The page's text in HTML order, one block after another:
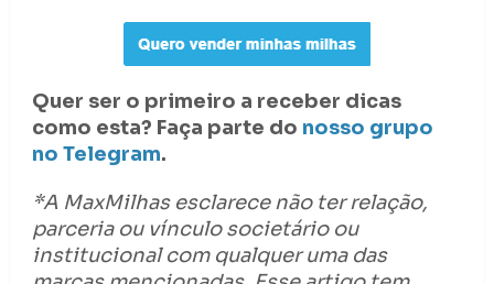
Quer ser o primeiro a receber dicas
como esta? Faça parte do nosso grupo
no Telegram.
*A MaxMilhas esclarece não ter relação,
parceria ou vínculo societário ou
institucional com qualquer uma das